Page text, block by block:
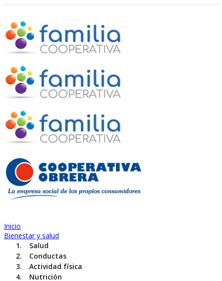
Inicio
Bienestar y salud
Salud
Conductas
Actividad física
Nutrición